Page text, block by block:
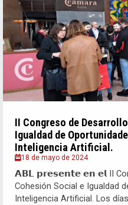
II Congreso de
Igualdad de
Inteligencia Artificial.
18 de mayo de 2024
𝗔𝗕𝗟 𝗽𝗿𝗲𝘀𝗲𝗻𝘁𝗲 𝗲𝗻 𝗲𝗹 II
Cohesión Social e Igualdad
Inteligencia Artificial. Los